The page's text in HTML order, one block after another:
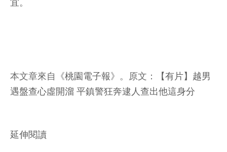
宜。
本文章來自《桃園電子報 》。原文：
【有片】越男
遇盤查心虛開溜 平鎮警狂奔逮人查出他這身分
延伸閱讀